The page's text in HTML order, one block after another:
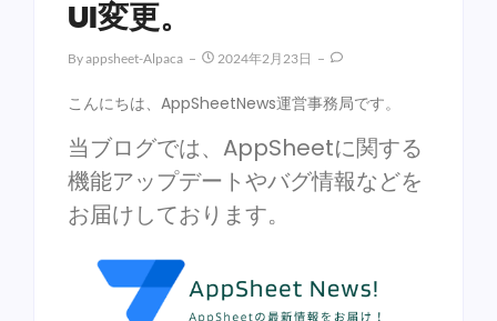
UI変更。
ByAppsheet-Alpaca 2024年2月23日
こんにちは、AppSheetNews運営事務局です。
当ブログでは、AppSheetに関する
機能アップデートやバグ情報などを
お届けしております。